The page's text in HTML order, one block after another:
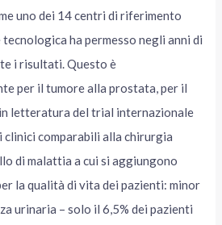
uno dei 14 centri di riferimento
tecnologica ha permesso negli anni di
i risultati. Questo è
per il tumore alla prostata, per il
letteratura del trial internazionale
clinici comparabili alla chirurgia
di malattia a cui si aggiungono
la qualità di vita dei pazienti: minor
urinaria – solo il 6,5% dei pazienti